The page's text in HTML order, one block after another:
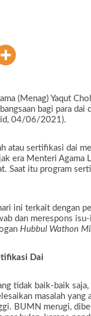
(Menag) Yaqut
bagi para
04/06/2021).
atau sertifikasi dai
era Menteri
Saat itu program
ini terkait dengan
dan merespons
Hubbul Wathon
Dai
tidak baik-baik
masalah
BUMN merugi,